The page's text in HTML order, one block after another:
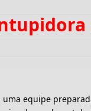
equipe